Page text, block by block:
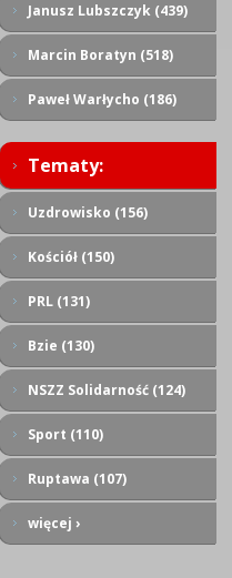
Janusz Lubszczyk (439)
Marcin Boratyn (518)
Paweł Warłycho (186)
Tematy:
Uzdrowisko (156)
Kościół (150)
PRL (131)
Bzie (130)
NSZZ Solidarność (124)
Sport (110)
Ruptawa (107)
więcej ›